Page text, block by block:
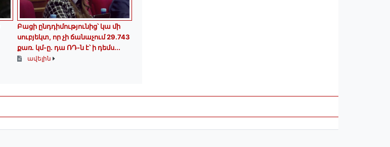
Բացի ընդդիմությունից՝ կա մի
սուբյեկտ, որ չի ճանաչում 29.743
քառ. կմ-ը. դա ՌԴ-ն է՝ ի դեմս...
ավելին